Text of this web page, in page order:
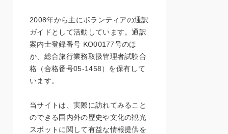
2008年から主にボランティアの通訳
ガイドとして活動しています。通訳
案内士登録番号 KO00177号のほ
か、総合旅行業務取扱管理者試験合
格（合格番号05-1458）を保有して
います。
当サイトは、実際に訪れてみること
のできる国内外の歴史や文化の観光
スポットに関して有益な情報提供を